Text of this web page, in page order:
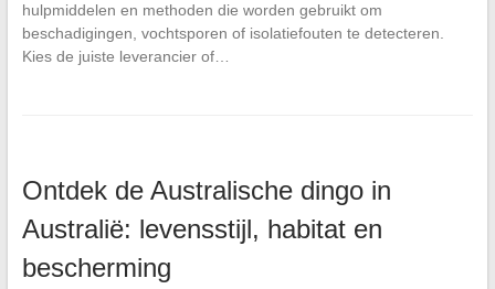
hulpmiddelen en methoden die worden gebruikt om
beschadigingen, vochtsporen of isolatiefouten te detecteren.
Kies de juiste leverancier of…
Ontdek de Australische dingo in
Australië: levensstijl, habitat en
bescherming